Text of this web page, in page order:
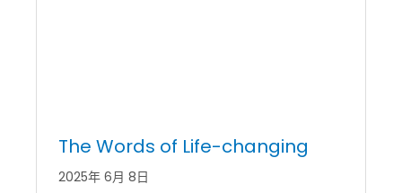
The Words of Life-changing
2025年 6月 8日